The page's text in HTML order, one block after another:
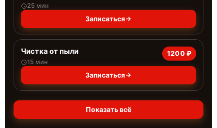
25 мин
Записаться
Чистка от пыли
15 мин
1200 ₽
Записаться
Показать всё